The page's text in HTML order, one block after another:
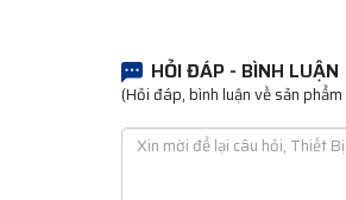
HỎI ĐÁP - BÌNH LUẬN
(Hỏi đáp, bình luận về sản phẩm